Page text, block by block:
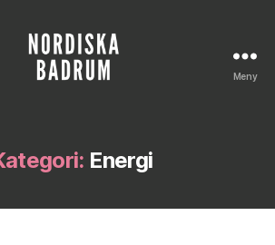
Meny
Energi